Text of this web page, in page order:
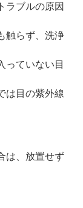
ラブルの原因
触らず、洗浄
っていない目
は目の紫外線
は、放置せず